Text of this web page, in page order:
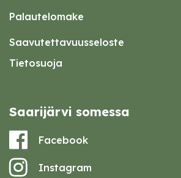
Palautelomake
Saavutettavuusseloste
Tietosuoja
Saarijärvi somessa
Facebook
Instagram